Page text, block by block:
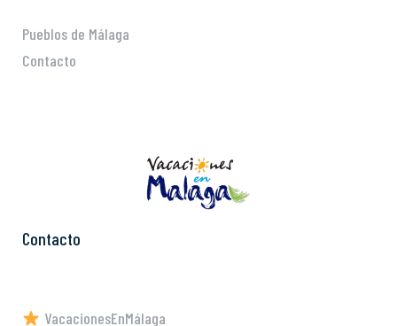
Pueblos de Málaga
Contacto
Contacto
VacacionesEnMálaga